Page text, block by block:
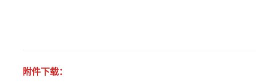
附件下载：